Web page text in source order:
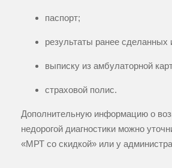
паспорт;
результаты ранее сделанных
выписку из амбулаторной
страховой полис.
Дополнительную информацию о
недорогой диагностики можно
«МРТ со скидкой» или у